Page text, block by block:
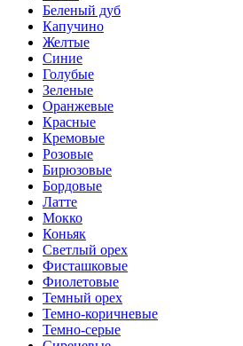
Беленый дуб
Капучино
Желтые
Синие
Голубые
Зеленые
Оранжевые
Красные
Кремовые
Розовые
Бирюзовые
Бордовые
Латте
Мокко
Коньяк
Светлый орех
Фисташковые
Фиолетовые
Темный орех
Темно-коричневые
Темно-серые